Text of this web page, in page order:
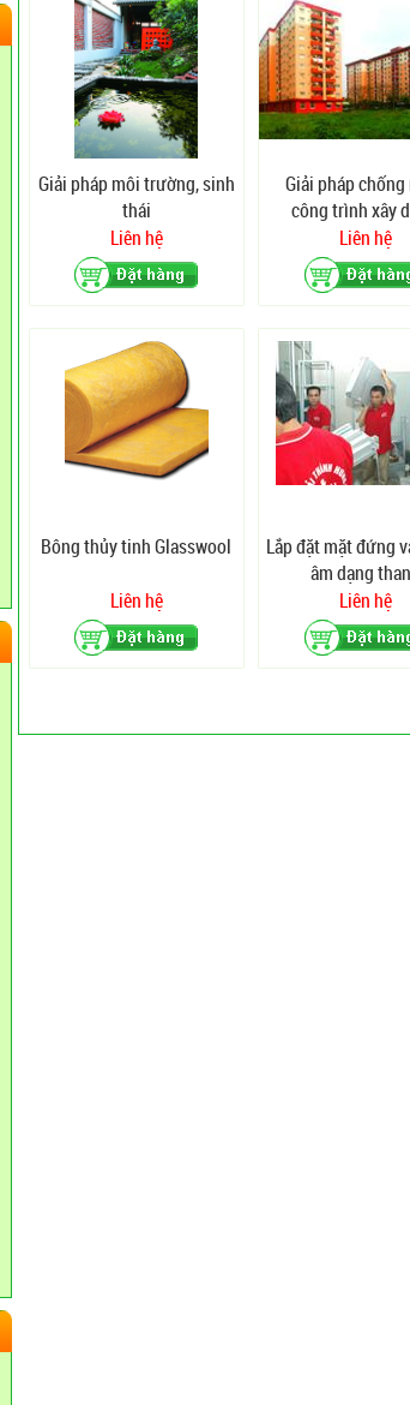
Giải pháp môi trường, sinh
thái
Liên hệ
Giải pháp chống
công trình xây
Liên hệ
Bông thủy tinh Glasswool
Liên hệ
Lắp đặt mặt đứng
âm dạng
Liên hệ